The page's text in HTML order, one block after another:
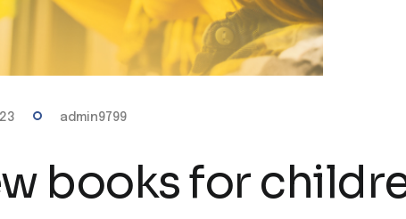
admin9799
books for